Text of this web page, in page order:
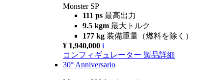
Monster SP
111 ps 最高出力
9.5 kgm 最大トルク
177 kg 装備重量（燃料を除く）
¥ 1,940,000 i
コンフィギュレーター 製品詳細
30° Anniversario